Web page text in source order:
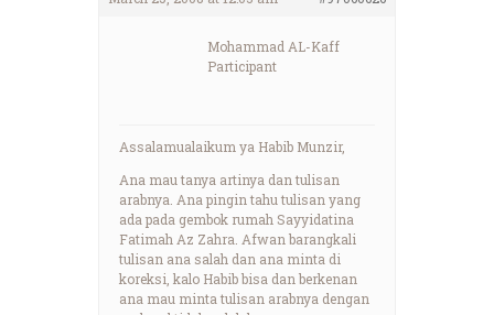
Mohammad AL-Kaff
Participant
Assalamualaikum ya Habib Munzir,
Ana mau tanya artinya dan tulisan
arabnya. Ana pingin tahu tulisan yang
ada pada gembok rumah Sayyidatina
Fatimah Az Zahra. Afwan barangkali
tulisan ana salah dan ana minta di
koreksi, kalo Habib bisa dan berkenan
ana mau minta tulisan arabnya dengan